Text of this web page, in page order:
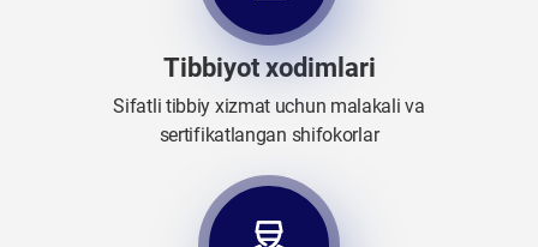
Tibbiyot xodimlari
Sifatli tibbiy xizmat uchun malakali va
sertifikatlangan shifokorlar